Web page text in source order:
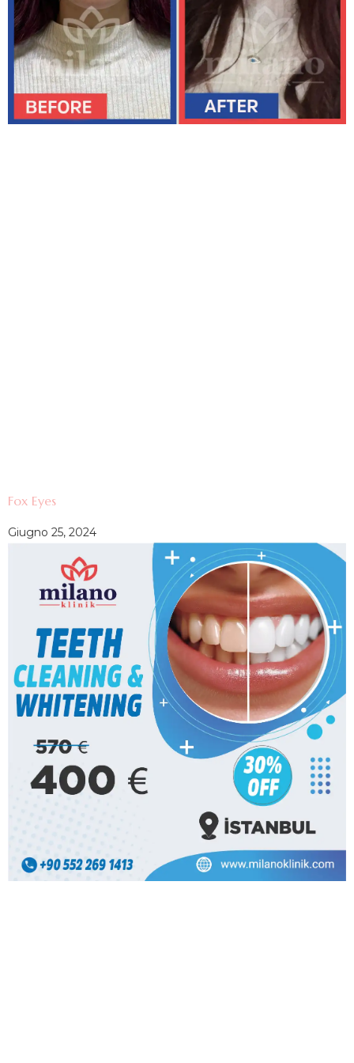
Fox Eyes
Giugno 25, 2024